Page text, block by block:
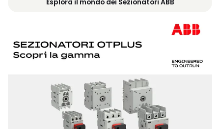
Esplora il mondo dei Sezionatori ABB